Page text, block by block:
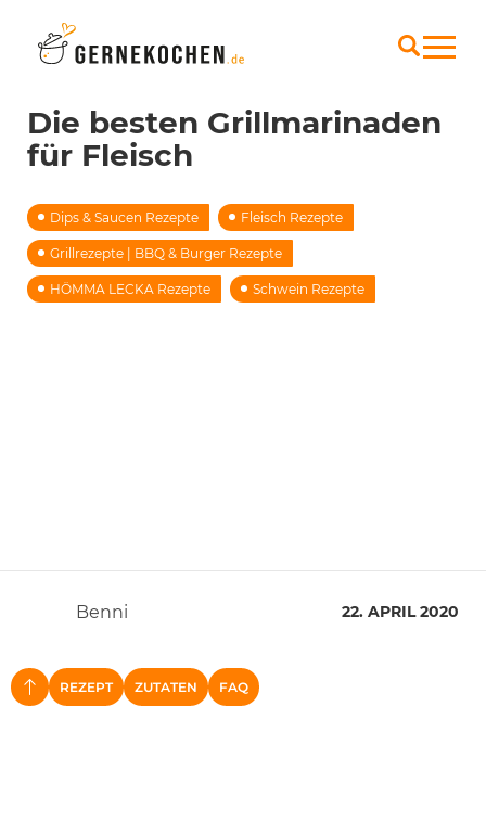
Die besten Grillmarinaden
für Fleisch
Dips & Saucen Rezepte Fleisch Rezepte
Grillrezepte | BBQ & Burger Rezepte
HÖMMA LECKA Rezepte Schwein Rezepte
Benni 22. APRIL 2020
NACH OBEN
REZEPT ZUTATEN FAQ